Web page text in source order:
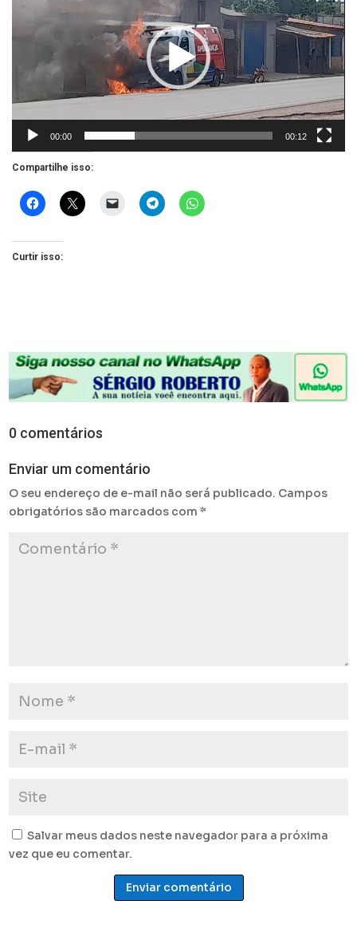
00:00 00:12
Compartilhe isso:
Curtir isso:
0 comentários
Enviar um comentário
O seu endereço de e-mail não será publicado. Campos
obrigatórios são marcados com*
Salvar meus dados neste navegador para a próxima
vez que eu comentar.
Enviar comentário